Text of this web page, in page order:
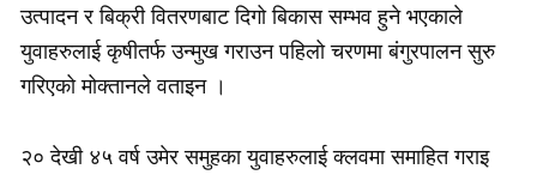
उत्पादन र बिक्री वितरणबाट दिगो बिकास सम्भव हुने भएकाले
युवाहरुलाई कृषीतर्फ उन्मुख गराउन पहिलो चरणमा बंगुरपालन सुरु
गरिएको मोक्तानले वताइन ।
२० देखी ४५ वर्ष उमेर समुहका युवाहरुलाई क्लवमा समाहित गराइ